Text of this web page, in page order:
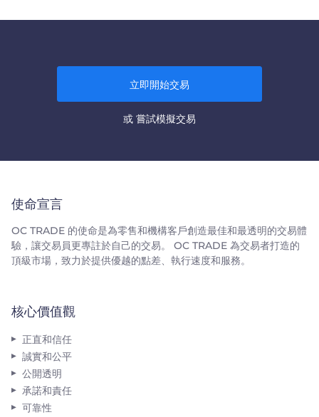
立即開始交易
或 嘗試模擬交易
使命宣言
OC TRADE 的使命是為零售和機構客戶創造最佳和最透明的交易體
驗，讓交易員更專註於自己的交易。 OC TRADE 為交易者打造的
頂級市場，致力於提供優越的點差、執行速度和服務。
核心價值觀
正直和信任
誠實和公平
公開透明
承諾和責任
可靠性